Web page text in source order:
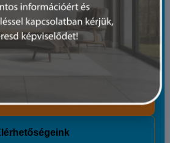
és műszaki hátterünkkel
egy split klímáról vagy egy
van szó.